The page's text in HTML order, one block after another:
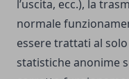
l’uscita, ecc.), la
normale
essere trattati al
statistiche anonime